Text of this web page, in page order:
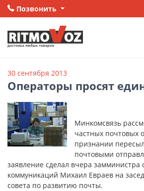
Позвонить
30 сентября 2013
Операторы просят
Минкомсвязь
частных почтовых
признании
почтовыми
заявление сделал вчера замминистра
коммуникаций Михаил Евраев на
совета по развитию почты.